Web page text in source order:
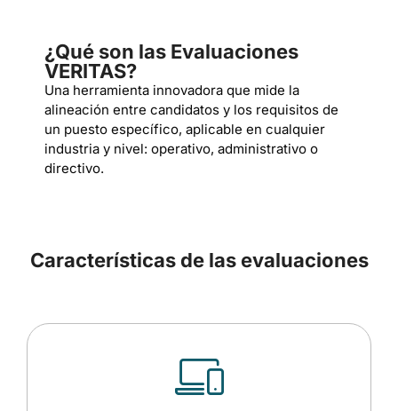
¿Qué son las Evaluaciones
VERITAS?
Una herramienta innovadora que mide la
alineación entre candidatos y los requisitos de
un puesto específico, aplicable en cualquier
industria y nivel: operativo, administrativo o
directivo.
Características de las evaluaciones